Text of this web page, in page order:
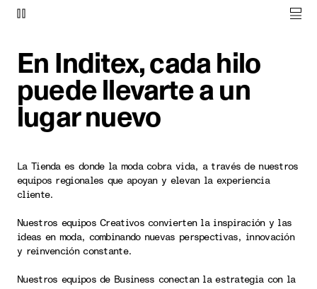
En Inditex, cada hilo
puede llevarte a un
lugar nuevo
La Tienda es donde la moda cobra vida, a través de nuestros
equipos regionales que apoyan y elevan la experiencia
cliente.
Nuestros equipos Creativos convierten la inspiración y las
ideas en moda, combinando nuevas perspectivas, innovación
y reinvención constante.
Nuestros equipos de Business conectan la estrategia con la